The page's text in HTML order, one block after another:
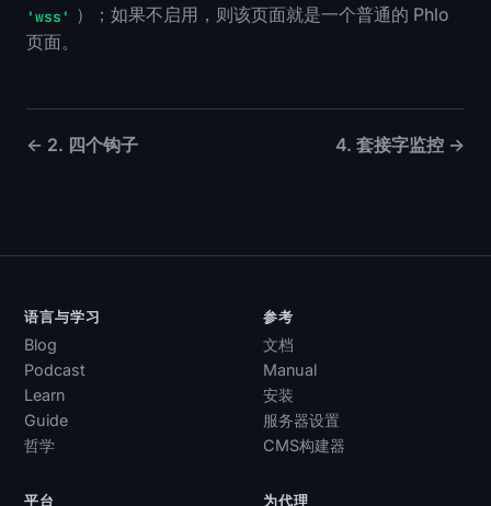
'wss' ）；如果不启用，则该页面就是一个普通的 Phlo
页面。
← 2. 四个钩子 4. 套接字监控 →
语言与学习
Blog
Podcast
Learn
Guide
哲学
参考
文档
Manual
安装
服务器设置
CMS构建器
平台 为代理